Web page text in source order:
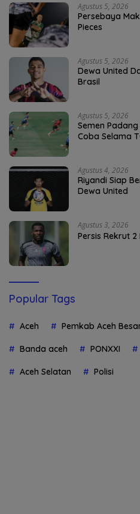
Agustus 5, 2026
Persebaya
Pieces
Agustus 5, 2026
Dewa United
Brasil
Agustus 5, 2026
Semen
Coba Selama
Agustus 4, 2026
Riyandi Siap
Dewa United
Agustus 3, 2026
Persis Rekrut
Popular Tags
Aceh Pemkab Aceh
Banda aceh PONXXI
Aceh Selatan Polisi